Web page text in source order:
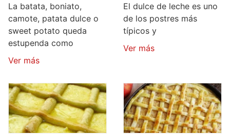
La batata, boniato,
camote, patata dulce o
sweet potato queda
estupenda como
Ver más
El dulce de leche es uno
de los postres más
típicos y
Ver más